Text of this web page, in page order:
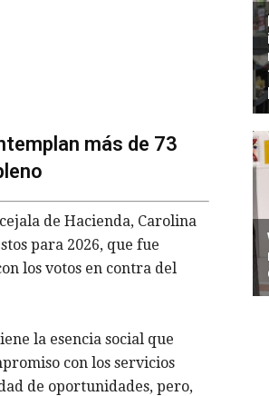
más de 73
de Hacienda, Carolina
para 2026, que fue
los votos en contra del
la esencia social que
con los servicios
de oportunidades, pero,